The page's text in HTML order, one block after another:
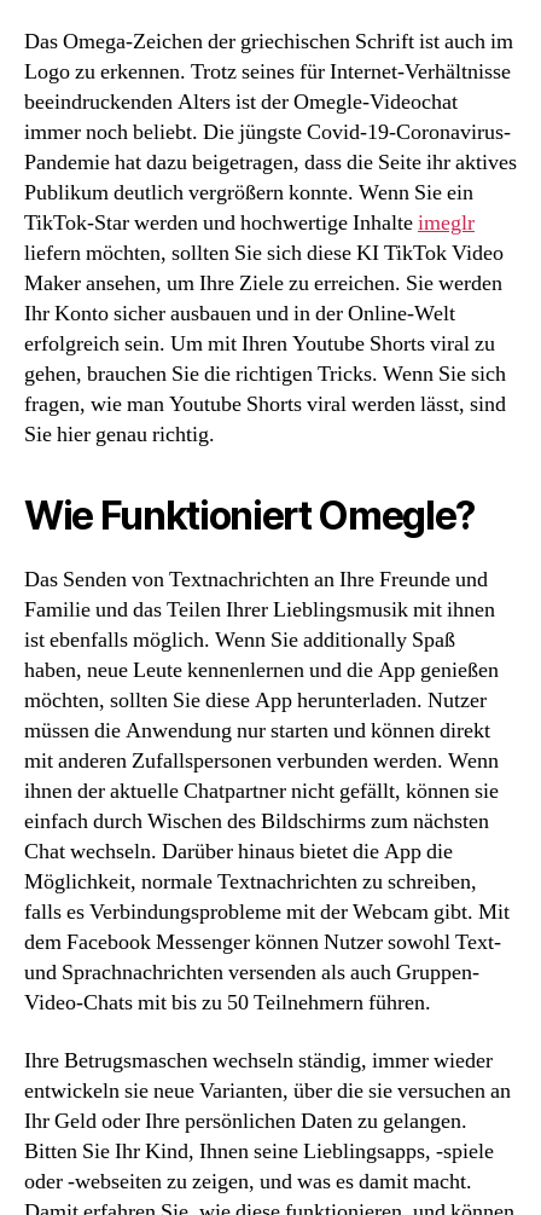
Das Omega-Zeichen der griechischen Schrift ist auch im
Logo zu erkennen. Trotz seines für Internet-Verhältnisse
beeindruckenden Alters ist der Omegle-Videochat
immer noch beliebt. Die jüngste Covid-19-Coronavirus-
Pandemie hat dazu beigetragen, dass die Seite ihr aktives
Publikum deutlich vergrößern konnte. Wenn Sie ein
TikTok-Star werden und hochwertige Inhalteimeglr
liefern möchten, sollten Sie sich diese KI TikTok Video
Maker ansehen, um Ihre Ziele zu erreichen. Sie werden
Ihr Konto sicher ausbauen und in der Online-Welt
erfolgreich sein. Um mit Ihren Youtube Shorts viral zu
gehen, brauchen Sie die richtigen Tricks. Wenn Sie sich
fragen, wie man Youtube Shorts viral werden lässt, sind
Sie hier genau richtig.
Wie Funktioniert Omegle?
Das Senden von Textnachrichten an Ihre Freunde und
Familie und das Teilen Ihrer Lieblingsmusik mit ihnen
ist ebenfalls möglich. Wenn Sie additionally Spaß
haben, neue Leute kennenlernen und die App genießen
möchten, sollten Sie diese App herunterladen. Nutzer
müssen die Anwendung nur starten und können direkt
mit anderen Zufallspersonen verbunden werden. Wenn
ihnen der aktuelle Chatpartner nicht gefällt, können sie
einfach durch Wischen des Bildschirms zum nächsten
Chat wechseln. Darüber hinaus bietet die App die
Möglichkeit, normale Textnachrichten zu schreiben,
falls es Verbindungsprobleme mit der Webcam gibt. Mit
dem Facebook Messenger können Nutzer sowohl Text-
und Sprachnachrichten versenden als auch Gruppen-
Video-Chats mit bis zu 50 Teilnehmern führen.
Ihre Betrugsmaschen wechseln ständig, immer wieder
entwickeln sie neue Varianten, über die sie versuchen an
Ihr Geld oder Ihre persönlichen Daten zu gelangen.
Bitten Sie Ihr Kind, Ihnen seine Lieblingsapps, -spiele
oder -webseiten zu zeigen, und was es damit macht.